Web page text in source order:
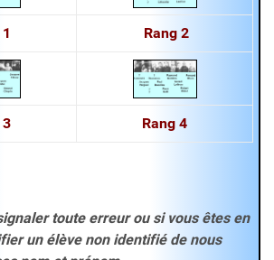
1 Rang 2
3 Rang 4
toute erreur ou si vous êtes en
un élève non identifié de nous